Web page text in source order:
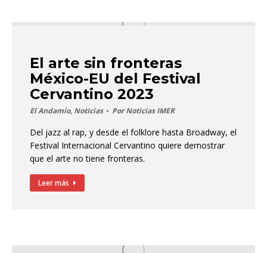
El arte sin fronteras
México-EU del Festival
Cervantino 2023
El Andamio, Noticias PorNoticias IMER
Del jazz al rap, y desde el folklore hasta Broadway, el
Festival Internacional Cervantino quiere demostrar
que el arte no tiene fronteras.
Leer más